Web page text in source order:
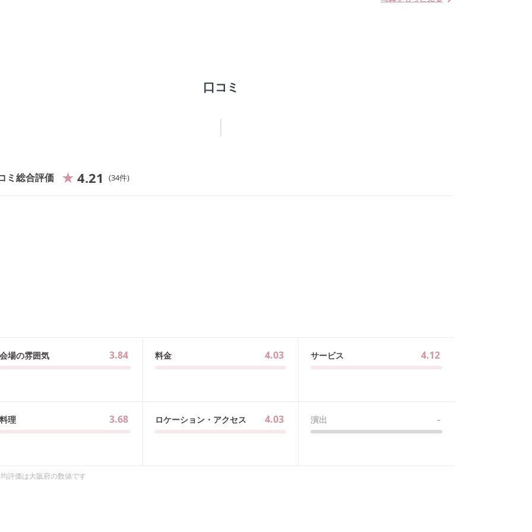
口コミ
ミ総合評価 4.21 34件
会場の雰囲気 3.84 料金 4.03 サービス 4.12
料理 3.68 ロケーション・アクセス 4.03 演出 -
評価は大阪府の数値です